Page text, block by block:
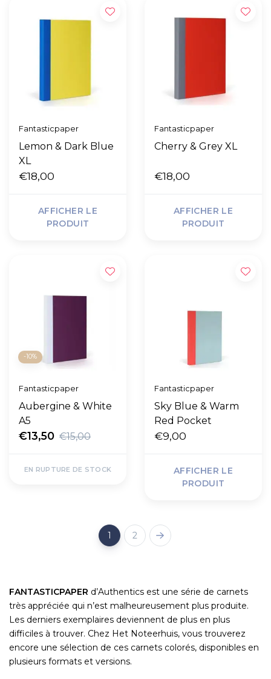
Fantasticpaper
Lemon & Dark Blue
XL
€18,00
AFFICHER LE
PRODUIT
Fantasticpaper
Cherry & Grey XL
€18,00
AFFICHER LE
PRODUIT
-10%
Fantasticpaper
Aubergine & White
A5
€13,50 €15,00
EN RUPTURE DE STOCK
Fantasticpaper
Sky Blue & Warm
Red Pocket
€9,00
AFFICHER LE
PRODUIT
1 2
FANTASTICPAPER d’Authentics est une série de carnets
très appréciée qui n’est malheureusement plus produite.
Les derniers exemplaires deviennent de plus en plus
difficiles à trouver. Chez Het Noteerhuis, vous trouverez
encore une sélection de ces carnets colorés, disponibles en
plusieurs formats et versions.